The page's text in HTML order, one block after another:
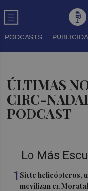
PODCASTS
ÚLTIMAS
CIRC-
PODCAST
Lo Más
1 Siete helicópteros,
movilizan en